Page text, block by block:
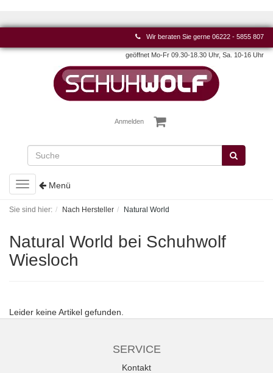
Wir beraten Sie gerne 06222 - 5855 807
geöffnet Mo-Fr 09.30-18.30 Uhr, Sa. 10-16 Uhr
Anmelden
Toggle
navigation
Menü
Sie sind hier: Nach Hersteller Natural World
Natural World bei Schuhwolf
Wiesloch
Leider keine Artikel gefunden.
SERVICE
Kontakt